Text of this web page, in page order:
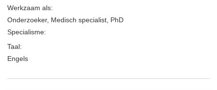
Werkzaam als:
Onderzoeker, Medisch specialist, PhD
Specialisme:
Taal:
Engels